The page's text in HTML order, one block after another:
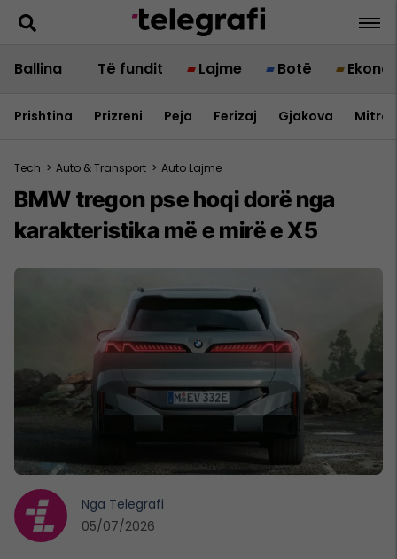
Ballina Të fundit Lajme Botë
Prishtina Prizreni Peja Ferizaj Gjakova
Tech > Auto & Transport > Auto Lajme
BMW tregon pse hoqi dorë nga
karakteristika më e mirë e X5
Nga Telegrafi
05/07/2026